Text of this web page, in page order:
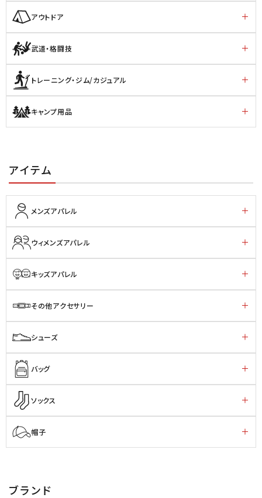
アウトドア
武道・格闘技
トレーニング・ジム/カジュアル
キャンプ用品
アイテム
メンズアパレル
ウィメンズアパレル
キッズアパレル
その他アクセサリー
シューズ
バッグ
ソックス
帽子
ブランド